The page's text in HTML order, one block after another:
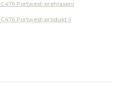
Portwest-prehlaseni
Portwest-produkt li